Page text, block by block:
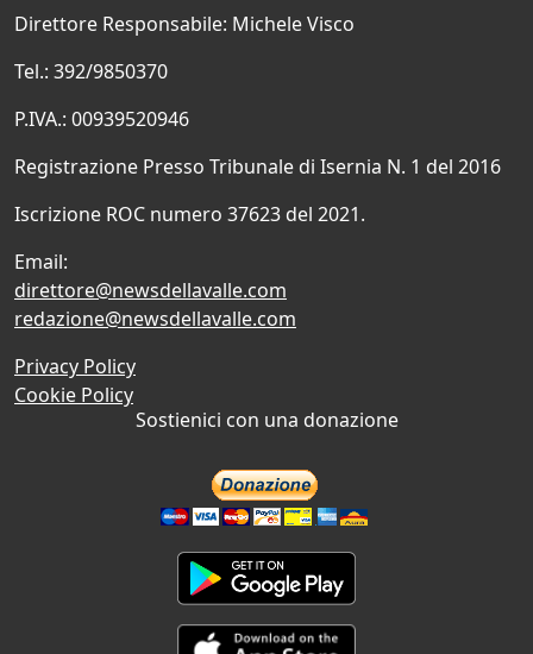
Direttore Responsabile: Michele Visco
Tel.: 392/9850370
P.IVA.: 00939520946
Registrazione Presso Tribunale di Isernia N. 1 del 2016
Iscrizione ROC numero 37623 del 2021.
Email:
direttore@newsdellavalle.com
redazione@newsdellavalle.com
Privacy Policy
Cookie Policy
Sostienici con una donazione